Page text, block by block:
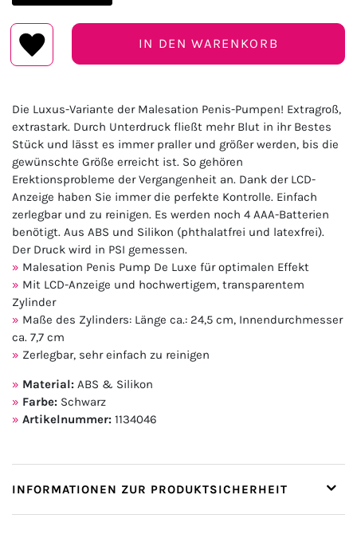
IN DEN WARENKORB
Die Luxus-Variante der Malesation Penis-Pumpen! Extragroß,
extrastark. Durch Unterdruck fließt mehr Blut in ihr Bestes
Stück und lässt es immer praller und größer werden, bis die
gewünschte Größe erreicht ist. So gehören
Erektionsprobleme der Vergangenheit an. Dank der LCD-
Anzeige haben Sie immer die perfekte Kontrolle. Einfach
zerlegbar und zu reinigen. Es werden noch 4 AAA-Batterien
benötigt. Aus ABS und Silikon (phthalatfrei und latexfrei).
Der Druck wird in PSI gemessen.
Malesation Penis Pump De Luxe für optimalen Effekt
Mit LCD-Anzeige und hochwertigem, transparentem
Zylinder
Maße des Zylinders: Länge ca.: 24,5 cm, Innendurchmesser
ca. 7,7 cm
Zerlegbar, sehr einfach zu reinigen
Material: ABS & Silikon
Farbe: Schwarz
Artikelnummer: 1134046
INFORMATIONEN ZUR PRODUKTSICHERHEIT